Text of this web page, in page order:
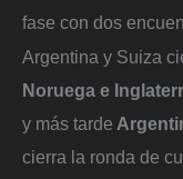
fase con dos
Argentina y Suiza
Noruega e
y más tarde
cierra la ronda de